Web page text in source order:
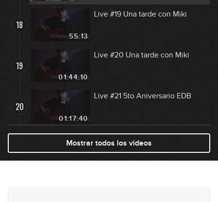
18
55:13
Live #19 Una tarde con Miki
19
01:44:10
Live #20 Una tarde con Miki
20
01:17:40
Live #21 5to Aniversario EDB
01:33:43
Live EDG y EDB
22
Mostrar todos los videos